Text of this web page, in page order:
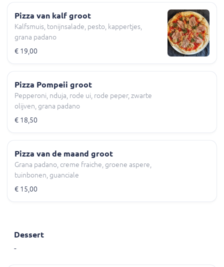
Pizza van kalf groot
Kalfsmuis, tonijnsalade, pesto, kappertjes,
grana padano
€ 19,00
Pizza Pompeii groot
Pepperoni, nduja, rode ui, rode peper, zwarte
olijven, grana padano
€ 18,50
Pizza van de maand groot
Grana padano, creme fraiche, groene aspere,
tuinbonen, guanciale
€ 15,00
Dessert
-